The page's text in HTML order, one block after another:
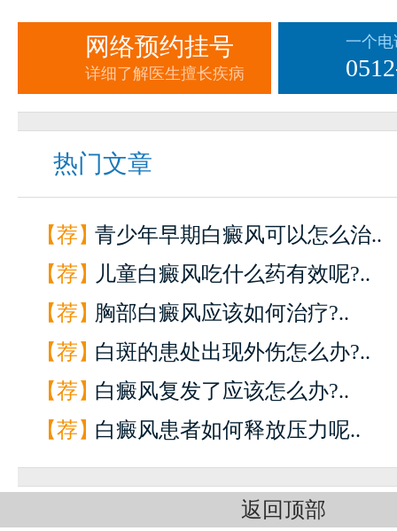
网络预约挂号
详细了解医生擅长疾病
一个
热门文章
【荐】青少年早期白癜风可以怎么治..
【荐】 儿童白癜风吃什么药有效呢?..
【荐】胸部白癜风应该如何治疗?..
【荐】白斑的患处出现外伤怎么办?..
【荐】白癜风复发了应该怎么办?..
【荐】白癜风患者如何释放压力呢..
返回顶部